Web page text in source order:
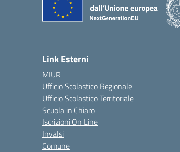
Link Esterni
MIUR
Ufficio Scolastico Regionale
Ufficio Scolastico Territoriale
Scuola in Chiaro
Iscrizioni On Line
Invalsi
Comune